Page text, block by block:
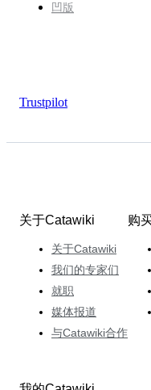
凹版
Trustpilot
关于Catawiki
关于Catawiki
我们的专家们
就职
媒体报道
与Catawiki合作
购